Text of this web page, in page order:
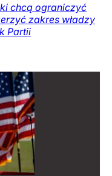
chcą ograniczyć
zakres władzy
Partii